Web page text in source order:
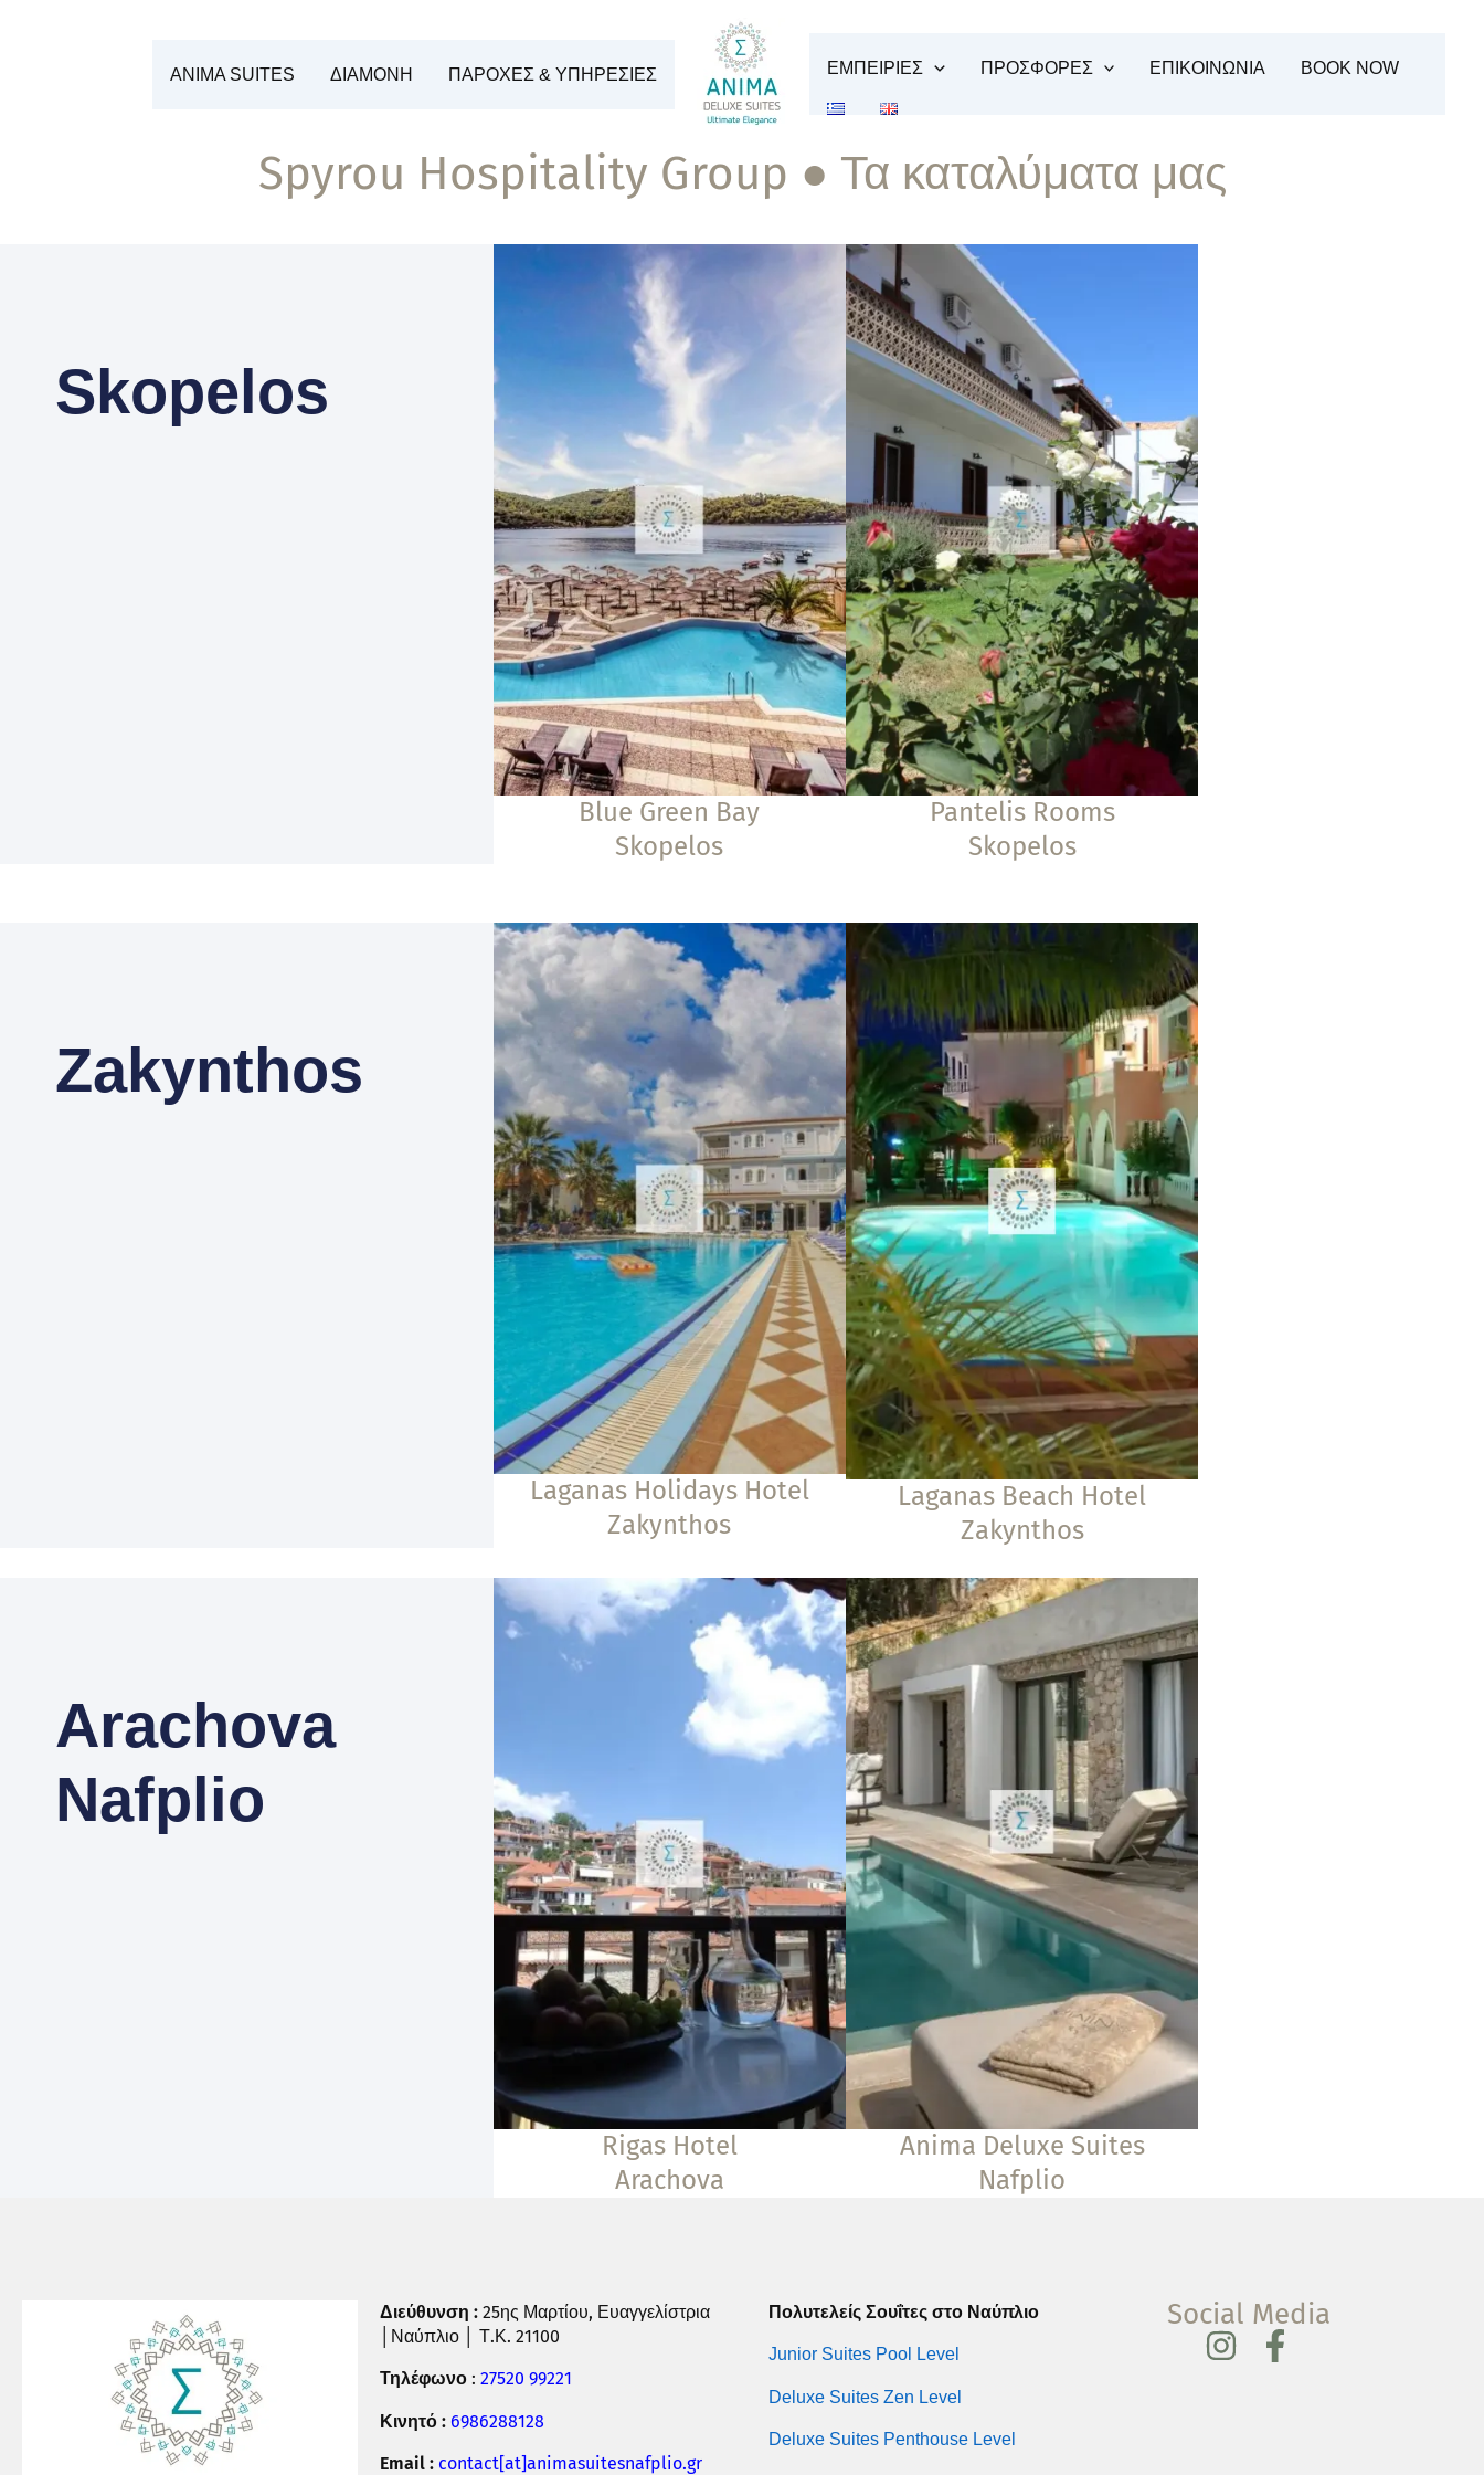
ANIMA SUITES ΔΙΑΜΟΝΗ ΠΑΡΟΧΕΣ & ΥΠΗΡΕΣΙΕΣ ΕΜΠΕΙΡΙΕΣ ΠΡΟΣΦΟΡΕΣ ΕΠΙΚΟΙΝΩΝΙΑ BOOK NOW
Spyrou Hospitality Group ● Τα καταλύματα μας
Skopelos
Blue Green Bay
Skopelos
Pantelis Rooms
Skopelos
Zakynthos
Laganas Holidays Hotel
Zakynthos
Laganas Beach Hotel
Zakynthos
Arachova
Nafplio
Rigas Hotel
Arachova
Anima Deluxe Suites
Nafplio
Διεύθυνση : 25ης Μαρτίου, Ευαγγελίστρια
│Ναύπλιο │ Τ.Κ. 21100
Τηλέφωνο :27520 99221
Κινητό : 6986288128
Email : contact[at]animasuitesnafplio.gr
Πολυτελείς Σουΐτες στο Ναύπλιο
Junior Suites Pool Level
Deluxe Suites Zen Level
Deluxe Suites Penthouse Level
Social Media
I
F